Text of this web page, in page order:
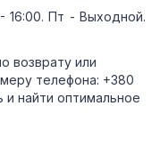
16:00. Пт - Выходной.
возврату или
телефона: +380
найти оптимальное